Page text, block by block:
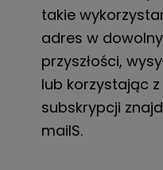
takie
adres w
przyszłości,
lub korzystając
subskrypcji
mailS.